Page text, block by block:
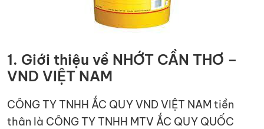
1. Giới thiệu về NHỚT CẦN THƠ –
VND VIỆT NAM
CÔNG TY TNHH ẮC QUY VND VIỆT NAM tiền
thân là CÔNG TY TNHH MTV ẮC QUY QUỐC